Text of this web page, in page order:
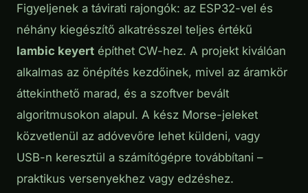
Figyeljenek a távirati rajongók: az ESP32-vel és
néhány kiegészítő alkatrésszel teljes értékű
Iambic keyert építhet CW-hez. A projekt kiválóan
alkalmas az önépítés kezdőinek, mivel az áramkör
áttekinthető marad, és a szoftver bevált
algoritmusokon alapul. A kész Morse-jeleket
közvetlenül az adóvevőre lehet küldeni, vagy
USB-n keresztül a számítógépre továbbítani –
praktikus versenyekhez vagy edzéshez.